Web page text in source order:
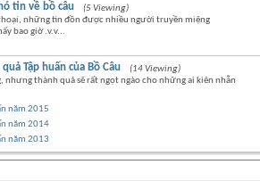
tin về bồ câu
(5 Viewing)
những tin đồn được nhiều người truyền miệng
bao giờ .v.v...
Tập huấn của Bồ Câu
(14 Viewing)
nhưng thành quả sẽ rất ngọt ngào cho những ai kiên nhẫn
năm 2015
năm 2014
năm 2013